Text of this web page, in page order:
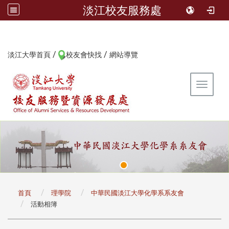
淡江校友服務處
淡江大學首頁 / 校友會快找 / 網站導覽
Toggle
首頁 理學院
中華民國淡江大學化學系系友會
活動相簿